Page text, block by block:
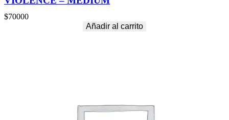
$70000
Añadir al carrito